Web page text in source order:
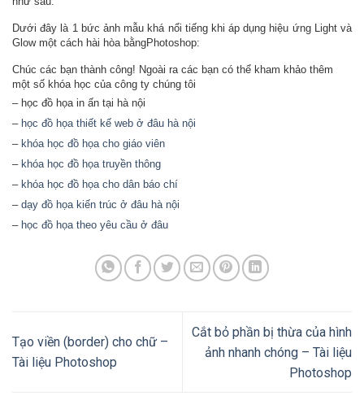
Dưới đây là 1 bức ảnh mẫu khá nổi tiếng khi áp dụng hiệu ứng Light và
Glow một cách hài hòa bằngPhotoshop:
Chúc các bạn thành công! Ngoài ra các bạn có thể kham khảo thêm
một số khóa học của công ty chúng tôi
– học đồ họa in ấn tại hà nội
– học đồ họa thiết kế web ở đâu hà nội
– khóa học đồ họa cho giáo viên
– khóa học đồ họa truyền thông
– khóa học đồ họa cho dân báo chí
– dạy đồ họa kiến trúc ở đâu hà nội
– học đồ họa theo yêu cầu ở đâu
Tạo viền (border) cho chữ –
Tài liệu Photoshop
Cắt bỏ phần bị thừa của hình
ảnh nhanh chóng – Tài liệu
Photoshop